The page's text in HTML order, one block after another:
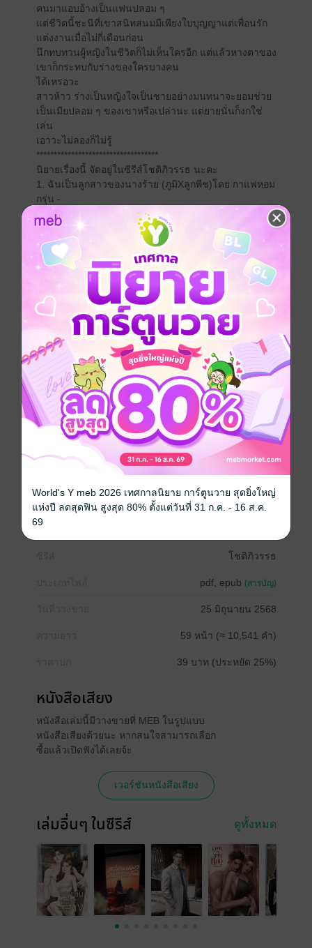
คนมาแอบอ้างเป็นแฟนปลอม ๆ
แต่ชีวิตนี้ชะนีที่เขาสนิทสนมมีเพียงใบบุญญาแต่เพื่อนรัก
แต่งงานเมื่อไม่กี่เดือนก่อน
นึกทบทวนผู้หญิงในชีวิตก็ไม่เห็นใครอีก แต่แล้วหางตาของ
เขาก็กระทบกับร่างของใครบางคน
ได้เหรอวะ
สาวห้าว ร่างเป็นหญิงใจเป็นชายอย่างมนทนาจะยอมช่วย
เป็นเมียปลอม ๆ ของเขาหรือเปล่านะ แต่ยายนั่นก็งกใช่
เล่น
เอาวะไม่ลองก็ไม่รู้
***********************************
นิยายเรื่องนี้ จัดอยู่ในซีรีส์โชติภิวรรธ นะคะ
1. ฉันเป็นลูกสาวของนางร้าย (ภูมิXลูกพีช)โดย กาแฟหอม
กรุ่น -
2.My Princess เพราะเธอคือความรัก (แบงค์ X ปรางค์) -
อยู่ซีรีส์ ผมเป็นลูกท่านประธาน
3. รักเราไม่เคยเท่ากัน (ธาร์ Xสายน้ำ) โดย กาแฟหอม
กรุ่น- อยู่ซีรีส์ ท้องไม่ต้องรับ
4. รักเราแค่เรื่องบนเตียง (ไธม์ X กล้วย) โดย กาแฟหอม
5. Just Friends ให้เป็นแค่เพื่อน (ปลื้ม X ตะวัน) โดย หญิง
เพียว
6. อยากเป็นแฟนหมอ (คุณอินน์ X หมอใบ) โดย กาแฟหอม
กรุ่น
7.แน่ใจนะว่ารักกัน (หมอเบย์ X เจ้บุญ) โดยกาแฟหอมกรุ่น
8.รักเราแค่เรื่องบังเอิญ (อวัช X อิงดาว) โดยกาแฟหอม
กรุ่น
9.รัก(ไม่)บังเอิญ (พอร์ช X หมอแบม) โดยกาแฟหอมกรุ่น
10.แค่คนเมามาเจอกกัน (แอลี่ xนนท์) โดยกาแฟหอมกรุ่น
11.ใครเพื่อนเธอ (หมอต่อ ทรี) โดยกาแฟหอมกรุ่น - ตัว
ละครมาจากเรื่อง อยากเป็นแฟนหมอ
ครอบครัว รักวัยรุ่น มหาวิทยาลัย
โชติภิวรรธ
pdf, epub (สารบัญ)
25 มิถุนายน 2568
59 หน้า (≈ 10,541 คำ)
39 บาท (ประหยัด 25%)
หนังสือเสียง
หนังสือเล่มนี้มีวางขายที่ MEB ในรูปแบบ
หนังสือเสียงด้วยนะ หากสนใจสามารถเลือก
ซื้อแล้วเปิดฟังได้เลยจ้ะ
เวอร์ชันหนังสือเสียง
เล่มอื่นๆ ในซีรีส์ ดูทั้งหมด
World's Y meb 2026 เทศกาลนิยาย การ์ตูนวาย สุดยิ่งใหญ่
แห่งปี ลดสุดฟิน สูงสุด 80% ตั้งแต่วันที่ 31 ก.ค. - 16 ส.ค.
69